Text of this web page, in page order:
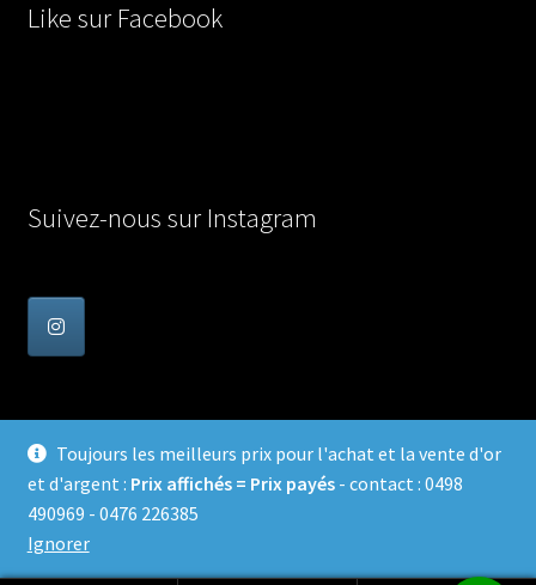
Toujours les meilleurs prix pour l'achat et la vente d'or
et d'argent : Prix affichés = Prix payés- contact : 0498
490969 - 0476 226385
Ignorer
Like sur Facebook
Suivez-nous sur Instagram
© Achat Or en Belgique 2026
Confidentialité
Built with WooCommerce